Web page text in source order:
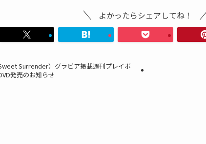
よかったらシェアしてね！
Surrender）グラビア掲載週刊プレイボ
発売のお知らせ